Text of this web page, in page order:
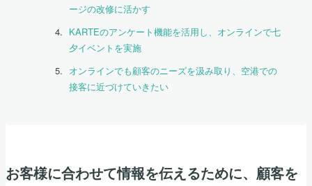
ージの改修に活かす
KARTEのアンケート機能を活用し、オンラインで七
夕イベントを実施
オンラインでも顧客のニーズを汲み取り、空港での
接客に近づけていきたい
お客様に合わせて情報を伝えるために、顧客を